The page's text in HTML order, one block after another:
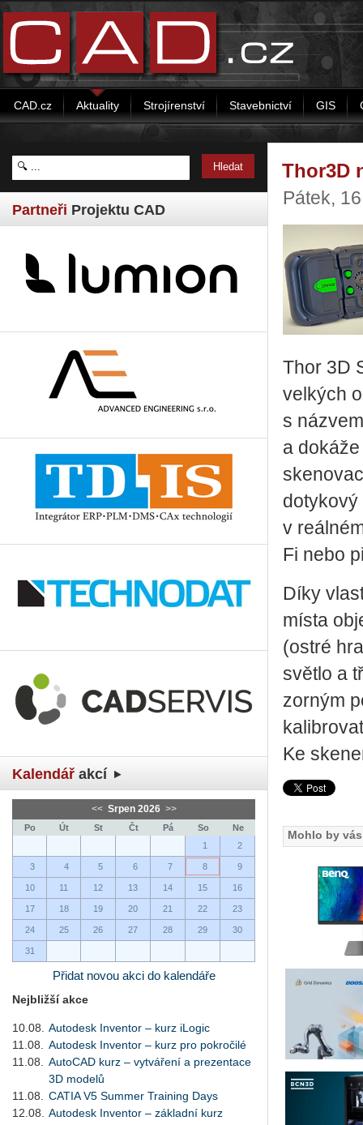
CAD.cz Aktuality Strojírenství Stavebnictví GIS
Partneři Projektu CAD
Kalendář akcí
<< Srpen 2026 >>
Po Út St Čt Pá So
Ne
1
2
3 4 5 6 7 8 9
10 11 12 13 14 15 16
17 18 19 20 21 22 23
24 25 26 27 28 29 30
31
Přidat novou akci do kalendáře
Nejbližší akce
10.08.
Autodesk Inventor – kurz iLogic
11.08.
Autodesk Inventor – kurz pro pokročilé
11.08.
AutoCAD kurz – vytváření a prezentace
3D modelů
11.08.
CATIA V5 Summer Training Days
12.08.
Autodesk Inventor – základní kurz
Thor3D
Pátek,
Thor 3D
velkých
s
a
dotykový
v
Fi nebo
Díky
místa
(ostré
světlo a
zorným
Ke
Mohlo by